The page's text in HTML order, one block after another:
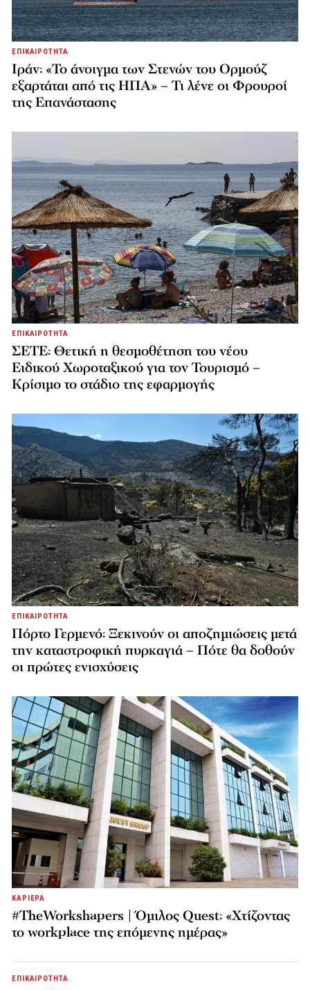
ΕΠΙΚΑΙΡΟΤΗΤΑ
Ιράν: «Το άνοιγμα των Στενών του Ορμούζ
εξαρτάται από τις ΗΠΑ» – Τι λένε οι Φρουροί
της Επανάστασης
ΕΠΙΚΑΙΡΟΤΗΤΑ
ΣΕΤΕ: Θετική η θεσμοθέτηση του νέου
Ειδικού Χωροταξικού για τον Τουρισμό –
Κρίσιμο το στάδιο της εφαρμογής
ΕΠΙΚΑΙΡΟΤΗΤΑ
Πόρτο Γερμενό: Ξεκινούν οι αποζημιώσεις μετά
την καταστροφική πυρκαγιά – Πότε θα δοθούν
οι πρώτες ενισχύσεις
ΚΑΡΙΕΡΑ
#TheWorkshapers | Όμιλος Quest: «Χτίζοντας
το workplace της επόμενης ημέρας»
ΕΠΙΚΑΙΡΟΤΗΤΑ